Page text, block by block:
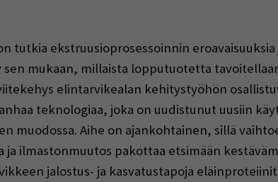
tutkia ekstruusioprosessoinnin
mukaan, millaista lopputuotetta
elintarvikealan kehitystyöhön
teknologiaa, joka on uudistunut uusiin
muodossa. Aihe on ajankohtainen, sillä
ja ilmastonmuutos pakottaa etsimään
jalostus- ja kasvatustapoja